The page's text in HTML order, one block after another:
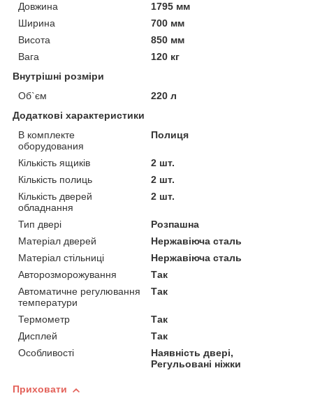
Довжина
1795 мм
Ширина
700 мм
Висота
850 мм
Вага
120 кг
Внутрішні розміри
Об`єм
220 л
Додаткові характеристики
В комплекте
оборудования
Полиця
Кількість ящиків
2 шт.
Кількість полиць
2 шт.
Кількість дверей
обладнання
2 шт.
Тип двері
Розпашна
Матеріал дверей
Нержавіюча сталь
Матеріал стільниці
Нержавіюча сталь
Авторозморожування
Так
Автоматичне регулювання
температури
Так
Термометр
Так
Дисплей
Так
Особливості
Наявність двері,
Регульовані ніжки
Приховати